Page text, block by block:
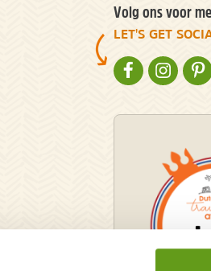
Volg ons voor
LET'S GET